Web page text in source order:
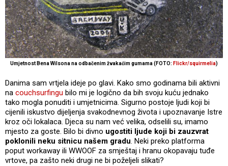
Umjetnost Bena Wilsona na odbačenim žvakaćim gumama (FOTO: Flickr/squirmelia)
Danima sam vrtjela ideje po glavi. Kako smo godinama bili aktivni
na couchsurfingu bilo mi je logično da bih svoju kuću jednako
tako mogla ponuditi i umjetnicima. Sigurno postoje ljudi koji bi
cijenili iskustvo dijeljenja svakodnevnog života i upoznavanje Istre
kroz oči lokalaca. Djeca su nam već velika, odselili su, imamo
mjesto za goste. Bilo bi divno ugostiti ljude koji bi zauzvrat
poklonili neku sitnicu našem gradu. Neki preko platforma
poput workaway ili WWOOF za smještaj i hranu okopavaju tuđe
vrtove, pa zašto neki drugi ne bi poželjeli slikati?